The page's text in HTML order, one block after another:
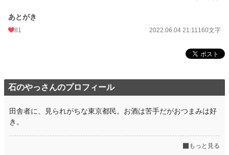
あとがき
81 2022.06.04 21:11160文字
石のやっさんのプロフィール
田舎者に、見られがちな東京都民。お酒は苦手だがおつまみは好
き。
もっと見る